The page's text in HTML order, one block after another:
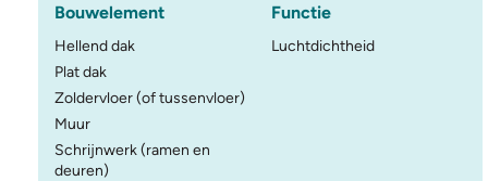
Bouwelement
Hellend dak
Plat dak
Zoldervloer (of tussenvloer)
Muur
Schrijnwerk (ramen en
deuren)
Functie
Luchtdichtheid